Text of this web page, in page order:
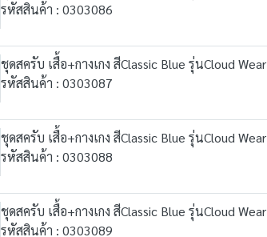
รหัสสินค้า : 0303086
ชุดสครับ เสื้อ+กางเกง สีClassic Blue รุ่นCloud Wear
รหัสสินค้า : 0303087
ชุดสครับ เสื้อ+กางเกง สีClassic Blue รุ่นCloud Wear
รหัสสินค้า : 0303088
ชุดสครับ เสื้อ+กางเกง สีClassic Blue รุ่นCloud Wear
รหัสสินค้า : 0303089